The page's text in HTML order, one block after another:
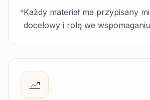
Każdy materiał ma przypisany
docelowy i rolę we